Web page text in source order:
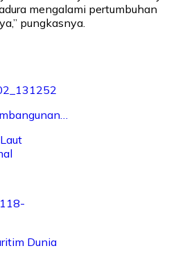
mengalami pertumbuhan
pungkasnya.
Dunia